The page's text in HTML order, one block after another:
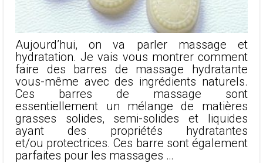
Aujourd’hui, on va parler massage et
hydratation. Je vais vous montrer comment
faire des barres de massage hydratante
vous-même avec des ingrédients naturels.
Ces barres de massage sont
essentiellement un mélange de matières
grasses solides, semi-solides et liquides
ayant des propriétés hydratantes
et/ou protectrices. Ces barre sont également
parfaites pour les massages …